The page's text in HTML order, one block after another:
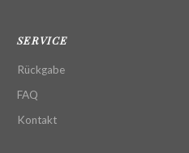
SERVICE
Rückgabe
FAQ
Kontakt